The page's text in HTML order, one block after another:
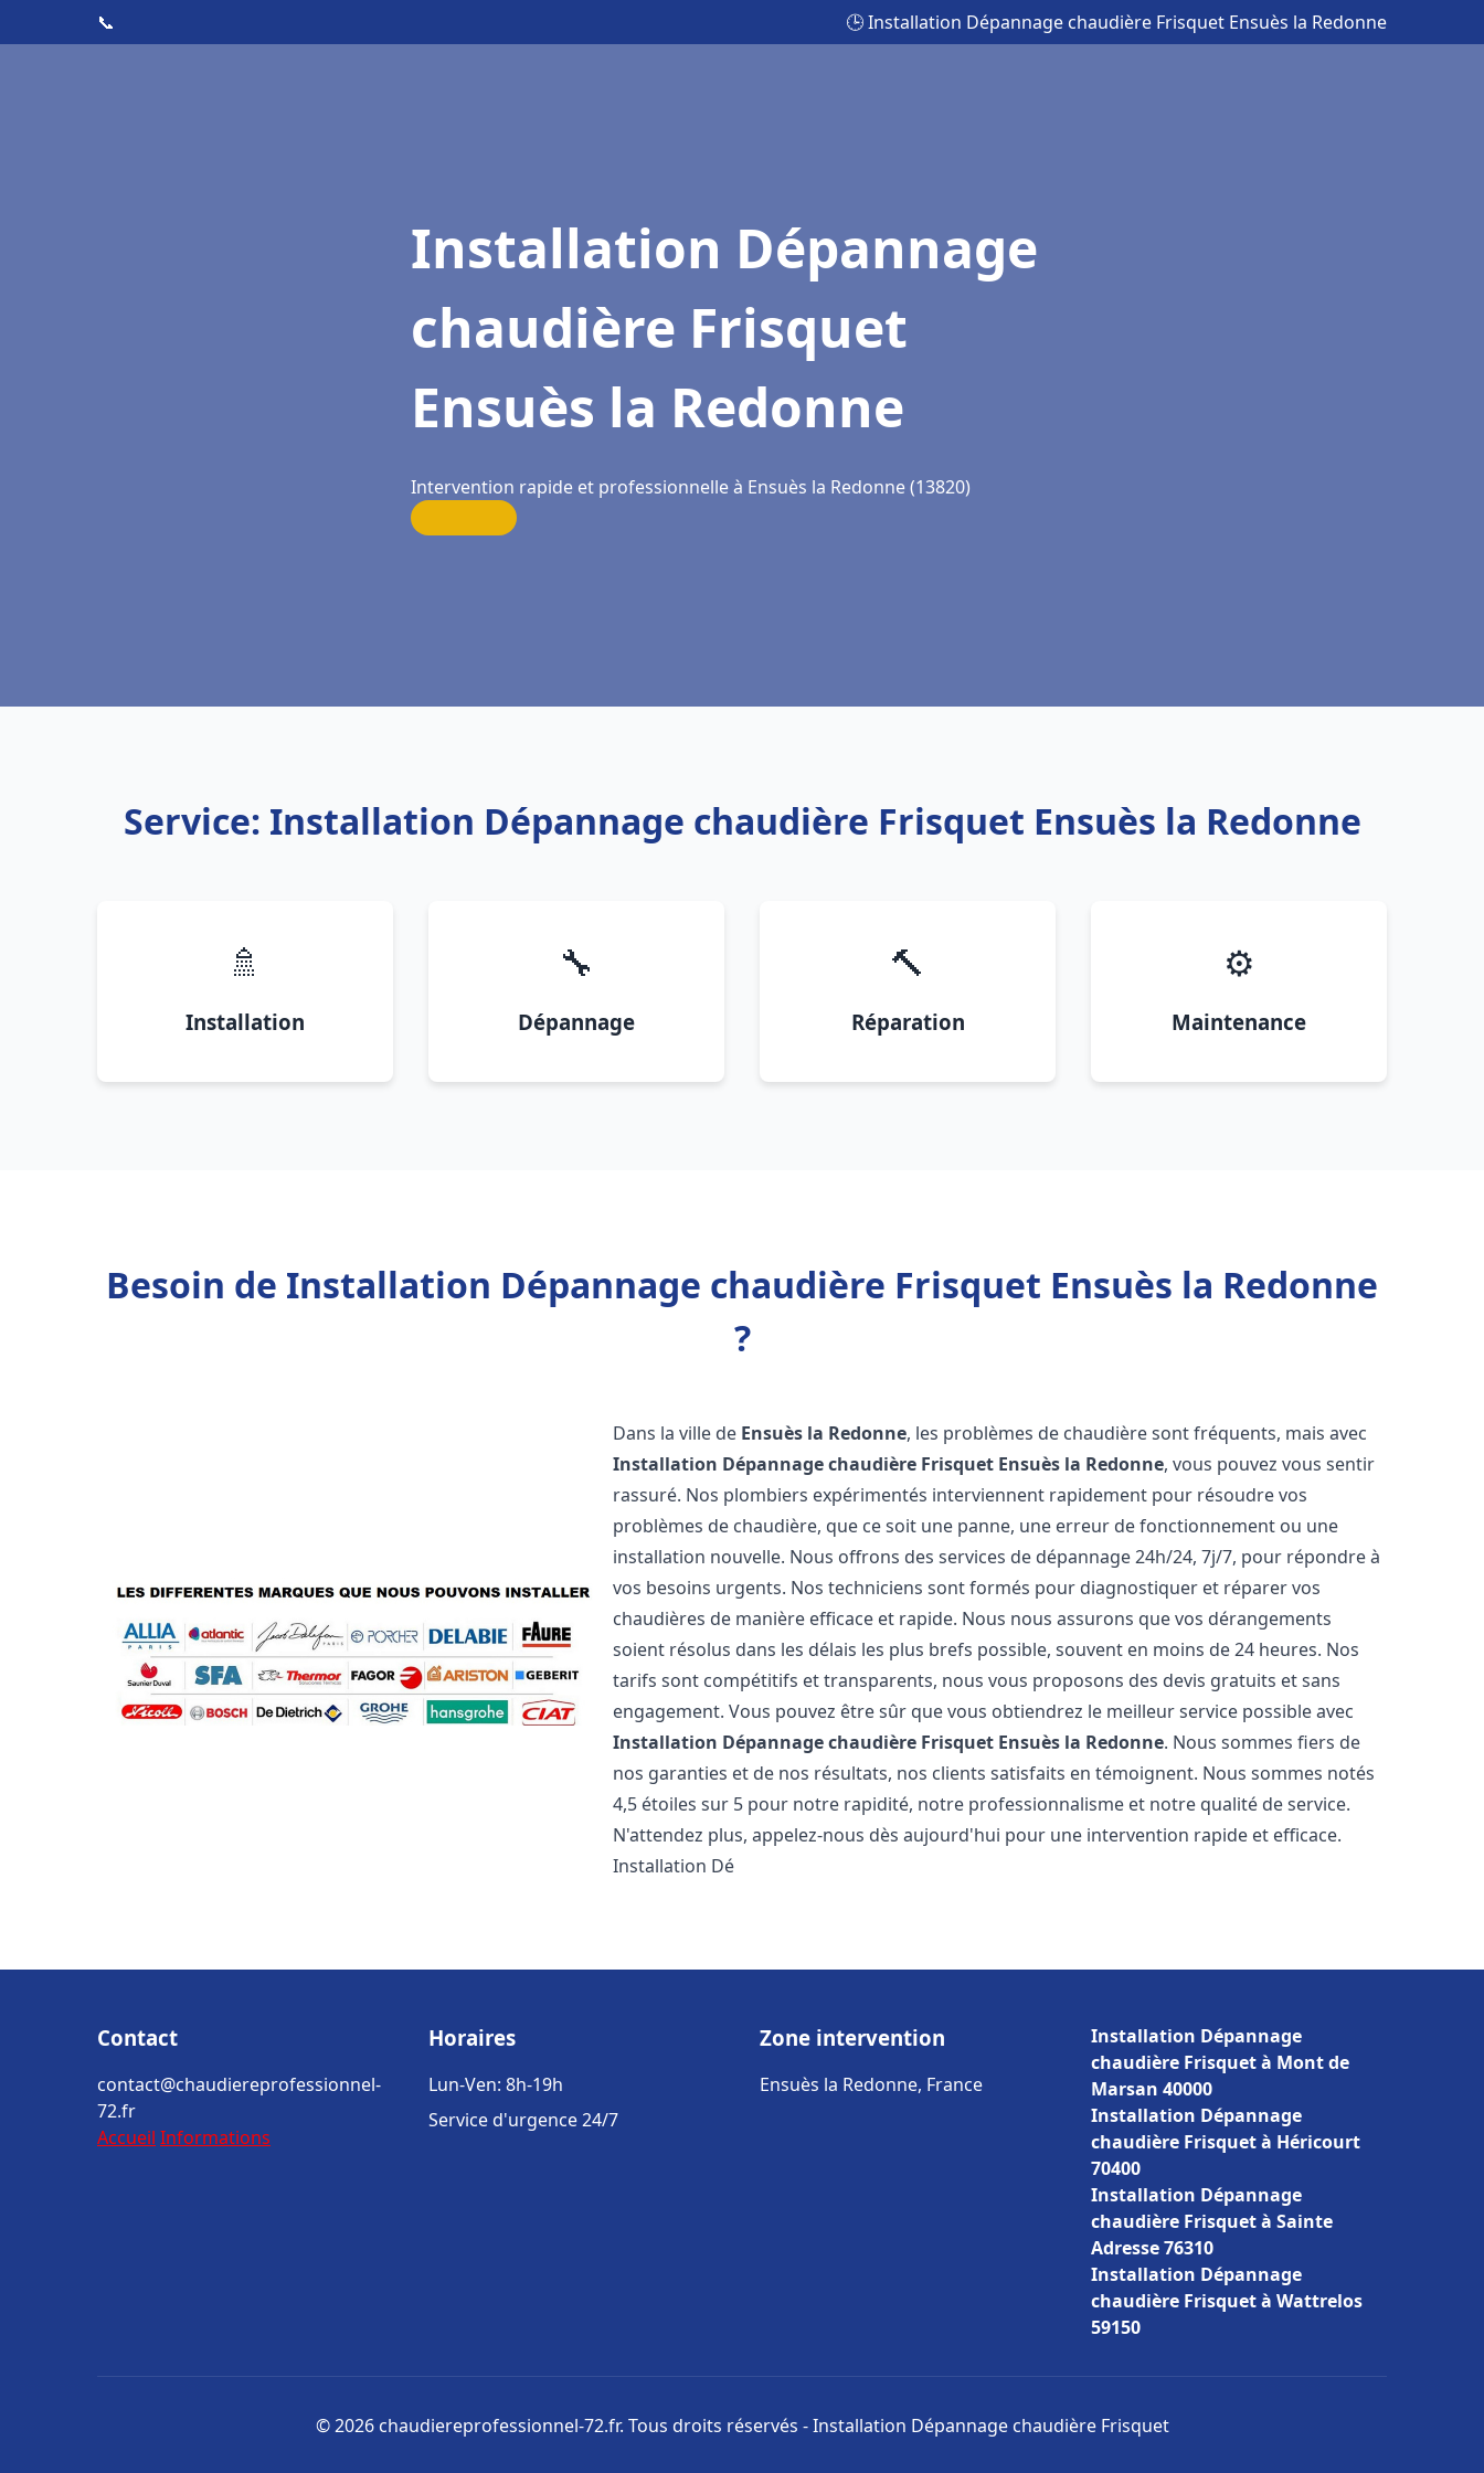
📞 🕒 Installation Dépannage chaudière Frisquet Ensuès la Redonne
Installation Dépannage
chaudière Frisquet
Ensuès la Redonne
Intervention rapide et professionnelle à Ensuès la Redonne (13820)
Service: Installation Dépannage chaudière Frisquet Ensuès la Redonne
🚿
Installation
🔧
Dépannage
🔨
Réparation
⚙️
Maintenance
Besoin de Installation Dépannage chaudière Frisquet Ensuès la Redonne
?
Dans la ville de Ensuès la Redonne, les problèmes de chaudière sont fréquents, mais avec
Installation Dépannage chaudière Frisquet Ensuès la Redonne, vous pouvez vous sentir
rassuré. Nos plombiers expérimentés interviennent rapidement pour résoudre vos
problèmes de chaudière, que ce soit une panne, une erreur de fonctionnement ou une
installation nouvelle. Nous offrons des services de dépannage 24h/24, 7j/7, pour répondre à
vos besoins urgents. Nos techniciens sont formés pour diagnostiquer et réparer vos
chaudières de manière efficace et rapide. Nous nous assurons que vos dérangements
soient résolus dans les délais les plus brefs possible, souvent en moins de 24 heures. Nos
tarifs sont compétitifs et transparents, nous vous proposons des devis gratuits et sans
engagement. Vous pouvez être sûr que vous obtiendrez le meilleur service possible avec
Installation Dépannage chaudière Frisquet Ensuès la Redonne. Nous sommes fiers de
nos garanties et de nos résultats, nos clients satisfaits en témoignent. Nous sommes notés
4,5 étoiles sur 5 pour notre rapidité, notre professionnalisme et notre qualité de service.
N'attendez plus, appelez-nous dès aujourd'hui pour une intervention rapide et efficace.
Installation Dé
Contact
contact@chaudiereprofessionnel-
72.fr
Accueil Informations
Horaires
Lun-Ven: 8h-19h
Service d'urgence 24/7
Zone intervention
Ensuès la Redonne, France
Installation Dépannage
chaudière Frisquet à Mont de
Marsan 40000
Installation Dépannage
chaudière Frisquet à Héricourt
70400
Installation Dépannage
chaudière Frisquet à Sainte
Adresse 76310
Installation Dépannage
chaudière Frisquet à Wattrelos
59150
© 2026 chaudiereprofessionnel-72.fr. Tous droits réservés - Installation Dépannage chaudière Frisquet